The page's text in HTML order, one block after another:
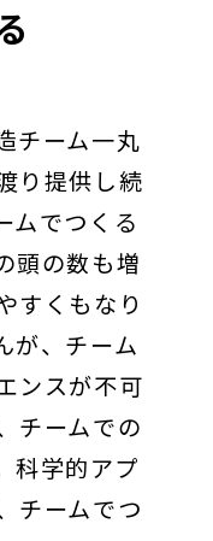
チーム一丸
り提供し続
ムでつくる
頭の数も増
すくもなり
が、チーム
ンスが不可
チームでの
科学的アプ
チームでつ